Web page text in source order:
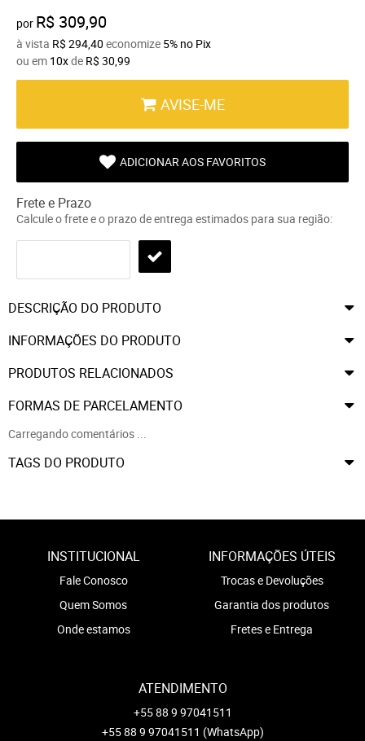
por R$ 309,90
à vista R$ 294,40 economize 5% no Pix
ou em 10xde R$ 30,99
AVISE-ME
ADICIONAR AOS FAVORITOS
Frete e Prazo
Calcule o frete e o prazo de entrega estimados para sua região:
DESCRIÇÃO DO PRODUTO
INFORMAÇÕES DO PRODUTO
PRODUTOS RELACIONADOS
FORMAS DE PARCELAMENTO
Carregando comentários ...
TAGS DO PRODUTO
INSTITUCIONAL
Fale Conosco
Quem Somos
Onde estamos
INFORMAÇÕES ÚTEIS
Trocas e Devoluções
Garantia dos produtos
Fretes e Entrega
ATENDIMENTO
+55 88 9 97041511
+55 88 9 97041511 (WhatsApp)